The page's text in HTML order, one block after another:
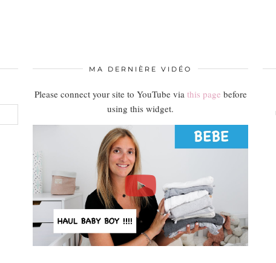
MA DERNIÈRE VIDÉO
Please connect your site to YouTube via this page before
using this widget.